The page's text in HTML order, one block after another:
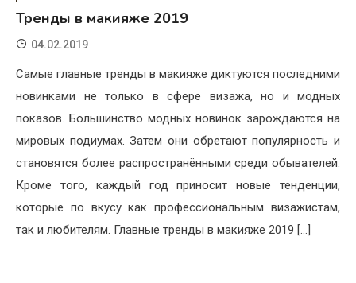
Тренды в макияже 2019
04.02.2019
Самые главные тренды в макияже диктуются последними
новинками не только в сфере визажа, но и модных
показов. Большинство модных новинок зарождаются на
мировых подиумах. Затем они обретают популярность и
становятся более распространёнными среди обывателей.
Кроме того, каждый год приносит новые тенденции,
которые по вкусу как профессиональным визажистам,
так и любителям. Главные тренды в макияже 2019 […]